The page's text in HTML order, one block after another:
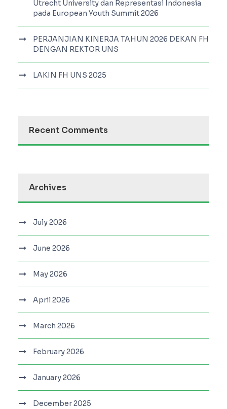
Utrecht University dan Representasi Indonesia
pada European Youth Summit 2026
PERJANJIAN KINERJA TAHUN 2026 DEKAN FH
DENGAN REKTOR UNS
LAKIN FH UNS 2025
Recent Comments
Archives
July 2026
June 2026
May 2026
April 2026
March 2026
February 2026
January 2026
December 2025